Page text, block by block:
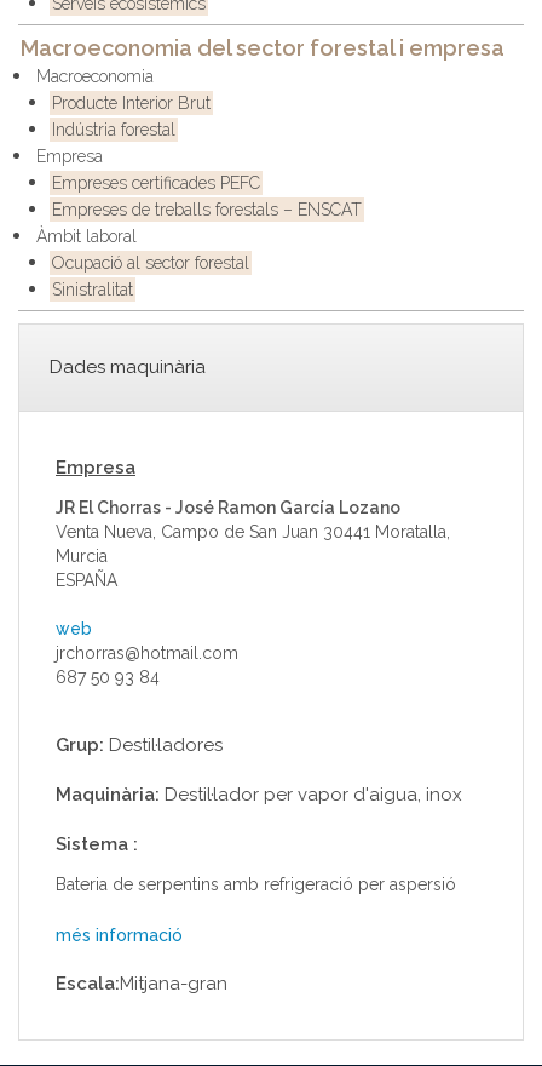
Macroeconomia del sector forestal i empresa
Macroeconomia
Producte Interior Brut
Indústria forestal
Empresa
Empreses certificades PEFC
Empreses de treballs forestals – ENSCAT
Àmbit laboral
Ocupació al sector forestal
Sinistralitat
Dades maquinària
Empresa
JR El Chorras - José Ramon García Lozano
Venta Nueva, Campo de San Juan 30441 Moratalla,
Murcia
ESPAÑA
web
jrchorras@hotmail.com
687 50 93 84
Grup: Destil·ladores
Maquinària: Destil·lador per vapor d'aigua, inox
Sistema :
Bateria de serpentins amb refrigeració per aspersió
més informació
Escala:Mitjana-gran